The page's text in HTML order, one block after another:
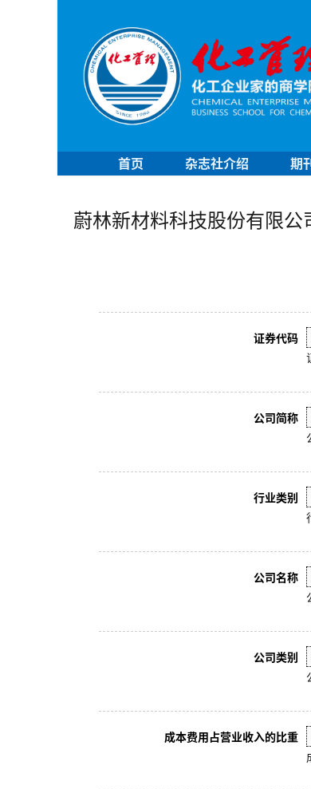
首页 杂志社介绍 期
蔚林新材料科技股份有限公
证券代码
公司简称
行业类别
公司名称
公司类别
成本费用占营业收入的比重